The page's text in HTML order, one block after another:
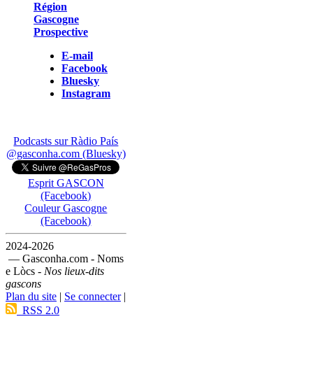
Région
Gascogne
Prospective
E-mail
Facebook
Bluesky
Instagram
Podcasts sur Ràdio País
@gasconha.com (Bluesky)
Esprit GASCON
(Facebook)
Couleur Gascogne
(Facebook)
2024-2026
— Gasconha.com - Noms
e Lòcs - Nos lieux-dits
gascons
Plan du site | Se connecter|
RSS 2.0